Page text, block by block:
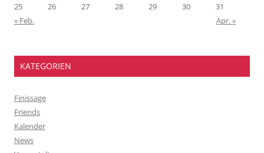
25
26 27 28 29 30
31
« Feb.
Apr. »
KATEGORIEN
Finissage
Friends
Kalender
News